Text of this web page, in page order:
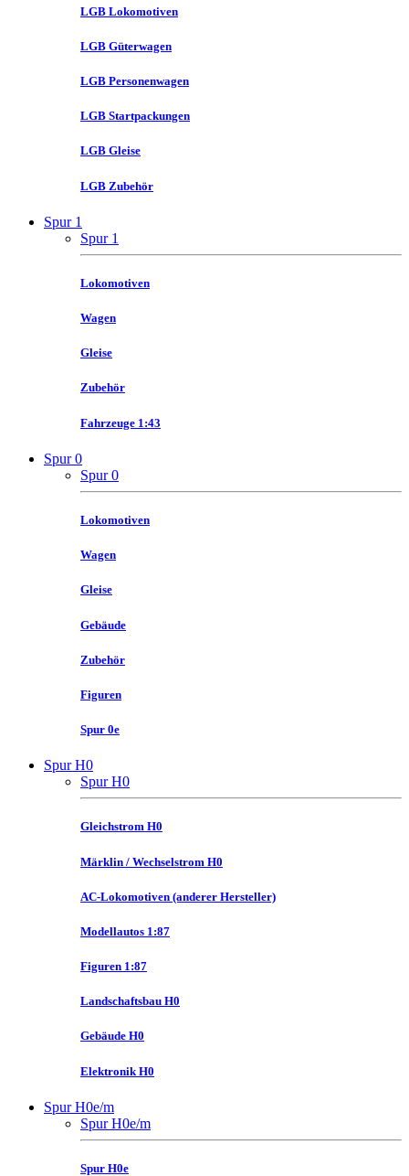
LGB Lokomotiven
LGB Güterwagen
LGB Personenwagen
LGB Startpackungen
LGB Gleise
LGB Zubehör
Spur 1
Spur 1
Lokomotiven
Wagen
Gleise
Zubehör
Fahrzeuge 1:43
Spur 0
Spur 0
Lokomotiven
Wagen
Gleise
Gebäude
Zubehör
Figuren
Spur 0e
Spur H0
Spur H0
Gleichstrom H0
Märklin / Wechselstrom H0
AC-Lokomotiven (anderer Hersteller)
Modellautos 1:87
Figuren 1:87
Landschaftsbau H0
Gebäude H0
Elektronik H0
Spur H0e/m
Spur H0e/m
Spur H0e